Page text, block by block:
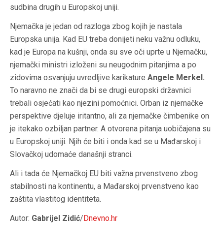
sudbina drugih u Europskoj uniji.
Njemačka je jedan od razloga zbog kojih je nastala
Europska unija. Kad EU treba donijeti neku važnu odluku,
kad je Europa na kušnji, onda su sve oči uprte u Njemačku,
njemački ministri izloženi su neugodnim pitanjima a po
zidovima osvanjuju uvredljive karikature Angele Merkel.
To naravno ne znači da bi se drugi europski državnici
trebali osjećati kao njezini pomoćnici. Orban iz njemačke
perspektive djeluje iritantno, ali za njemačke čimbenike on
je itekako ozbiljan partner. A otvorena pitanja uobičajena su
u Europskoj uniji. Njih će biti i onda kad se u Mađarskoj i
Slovačkoj udomaće današnji stranci.
Ali i tada će Njemačkoj EU biti važna prvenstveno zbog
stabilnosti na kontinentu, a Mađarskoj prvenstveno kao
zaštita vlastitog identiteta.
Autor: Gabrijel Zidić/ Dnevno.hr